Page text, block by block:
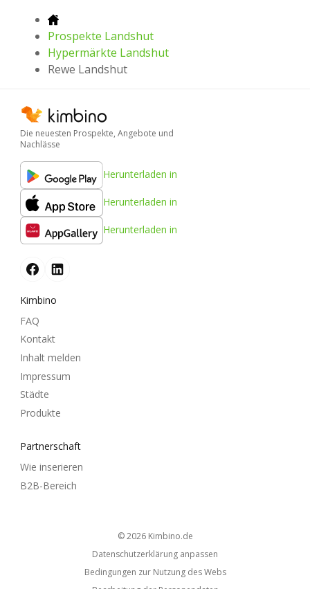
Prospekte Landshut
Hypermärkte Landshut
Rewe Landshut
Die neuesten Prospekte, Angebote und
Nachlässe
Herunterladen in
Herunterladen in
Herunterladen in
Kimbino
FAQ
Kontakt
Inhalt melden
Impressum
Städte
Produkte
Partnerschaft
Wie inserieren
B2B-Bereich
© 2026 kimbino.de
Datenschutzerklärung anpassen
Bedingungen zur Nutzung des Webs